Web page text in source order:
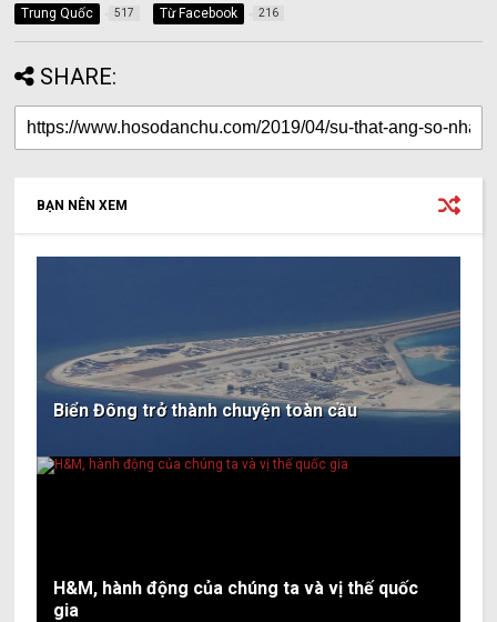
Trung Quốc 517 Từ Facebook 216
SHARE:
BẠN NÊN XEM
Biển Đông trở thành chuyện toàn cầu
H&M, hành động của chúng ta và vị thế quốc
gia